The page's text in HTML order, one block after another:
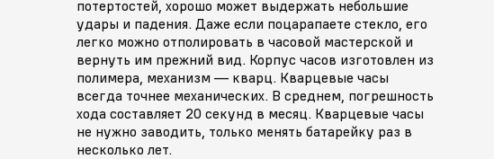
потертостей, хорошо может выдержать небольшие
удары и падения. Даже если поцарапаете стекло, его
легко можно отполировать в часовой мастерской и
вернуть им прежний вид. Корпус часов изготовлен из
полимера, механизм — кварц. Кварцевые часы
всегда точнее механических. В среднем, погрешность
хода составляет 20 секунд в месяц. Кварцевые часы
не нужно заводить, только менять батарейку раз в
несколько лет.